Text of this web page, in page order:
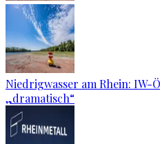
Niedrigwasser am Rhein: IW-
„dramatisch“